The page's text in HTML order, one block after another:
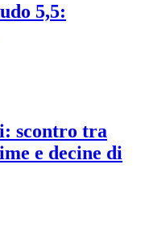
5,5:
scontro tra
e decine di